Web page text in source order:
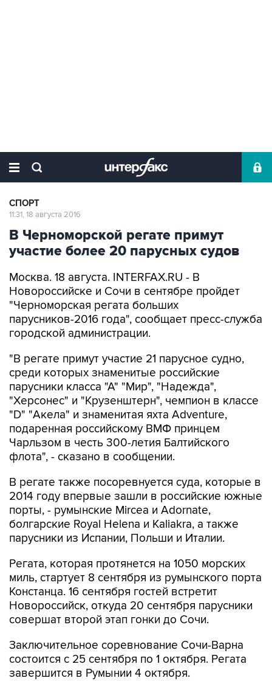
СПОРТ
11:31, 18 августа 2016
В Черноморской регате примут
участие более 20 парусных судов
Москва. 18 августа. INTERFAX.RU - В
Новороссийске и Сочи в сентябре пройдет
"Черноморская регата больших
парусников-2016 года", сообщает пресс-служба
городской администрации.
"В регате примут участие 21 парусное судно,
среди которых знаменитые российские
парусники класса "А" "Мир", "Надежда",
"Херсонес" и "Крузенштерн", чемпион в классе
"D" "Акела" и знаменитая яхта Adventure,
подаренная российскому ВМФ принцем
Чарльзом в честь 300-летия Балтийского
флота", - сказано в сообщении.
В регате также посоревнуется суда, которые в
2014 году впервые зашли в российские южные
порты, - румынские Mircea и Adornate,
болгарские Royal Helena и Kaliakra, а также
парусники из Испании, Польши и Италии.
Регата, которая протянется на 1050 морских
миль, стартует 8 сентября из румынского порта
Констанца. 16 сентября гостей встретит
Новороссийск, откуда 20 сентября парусники
совершат второй этап гонки до Сочи.
Заключительное соревнование Сочи-Варна
состоится с 25 сентября по 1 октября. Регата
завершится в Румынии 4 октября.